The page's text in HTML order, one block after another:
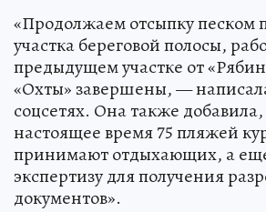
«Продолжаем отсыпку песком
участка береговой полосы,
предыдущем участке от
«Охты» завершены, —
соцсетях. Она также добавила,
настоящее время 75 пляжей
принимают отдыхающих, а
экспертизу для получения
документов».